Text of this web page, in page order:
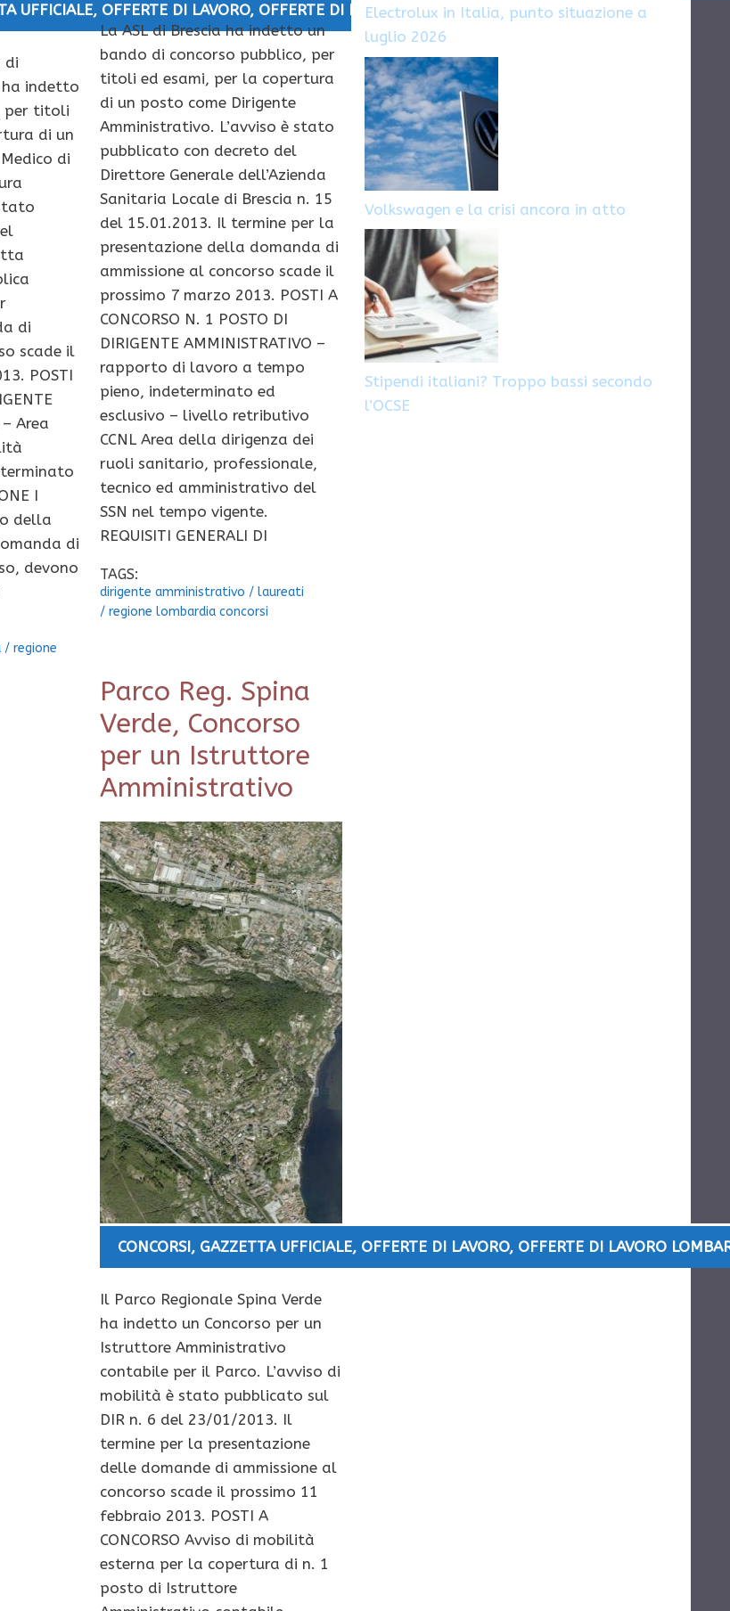
UFFICIALE, OFFERTE DI LAVORO, OFFERTE DI LAVORO BRESCIA
di
ha indetto
per titoli
di un
di
di
scade il
POSTI
– Area
I
della
di
devono
/ regione
La ASL di Brescia ha indetto un
bando di concorso pubblico, per
titoli ed esami, per la copertura
di un posto come Dirigente
Amministrativo. L’avviso è stato
pubblicato con decreto del
Direttore Generale dell’Azienda
Sanitaria Locale di Brescia n. 15
del 15.01.2013. Il termine per la
presentazione della domanda di
ammissione al concorso scade il
prossimo 7 marzo 2013. POSTI A
CONCORSO N. 1 POSTO DI
DIRIGENTE AMMINISTRATIVO –
rapporto di lavoro a tempo
pieno, indeterminato ed
esclusivo – livello retributivo
CCNL Area della dirigenza dei
ruoli sanitario, professionale,
tecnico ed amministrativo del
SSN nel tempo vigente.
REQUISITI GENERALI DI
TAGS:
dirigente amministrativo /laureati
/regione lombardia concorsi
Parco Reg. Spina
Verde, Concorso
per un Istruttore
Amministrativo
CONCORSI, GAZZETTA UFFICIALE, OFFERTE DI LAVORO, OFFERTE DI LAVORO
Il Parco Regionale Spina Verde
ha indetto un Concorso per un
Istruttore Amministrativo
contabile per il Parco. L’avviso di
mobilità è stato pubblicato sul
DIR n. 6 del 23/01/2013. Il
termine per la presentazione
delle domande di ammissione al
concorso scade il prossimo 11
febbraio 2013. POSTI A
CONCORSO Avviso di mobilità
esterna per la copertura di n. 1
posto di Istruttore
Electrolux in Italia, punto situazione a
luglio 2026
Volkswagen e la crisi ancora in atto
Stipendi italiani? Troppo bassi secondo
l’OCSE